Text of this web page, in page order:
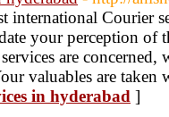
international Courier
your perception
are concerned,
valuables are taken
in hyderabad ]